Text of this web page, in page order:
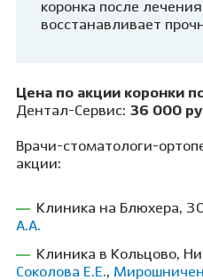
коронка после
восстанавливает
Цена по акции коронки
Дентал-Сервис: 36 000
Врачи-стоматологи-
акции:
Клиника на Блюхера,
А.А.
Клиника в Кольцово,
Соколова Е.Е.,